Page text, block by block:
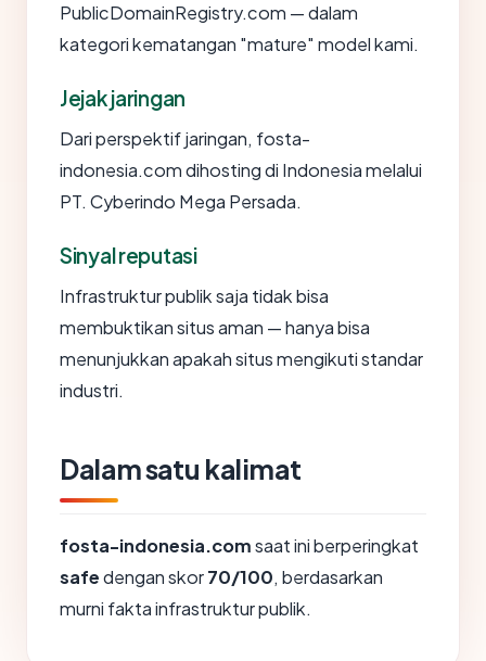
PublicDomainRegistry.com — dalam
kategori kematangan "mature" model kami.
Jejak jaringan
Dari perspektif jaringan, fosta-
indonesia.com dihosting di Indonesia melalui
PT. Cyberindo Mega Persada.
Sinyal reputasi
Infrastruktur publik saja tidak bisa
membuktikan situs aman — hanya bisa
menunjukkan apakah situs mengikuti standar
industri.
Dalam satu kalimat
fosta-indonesia.comsaat ini berperingkat
safedengan skor70/100, berdasarkan
murni fakta infrastruktur publik.